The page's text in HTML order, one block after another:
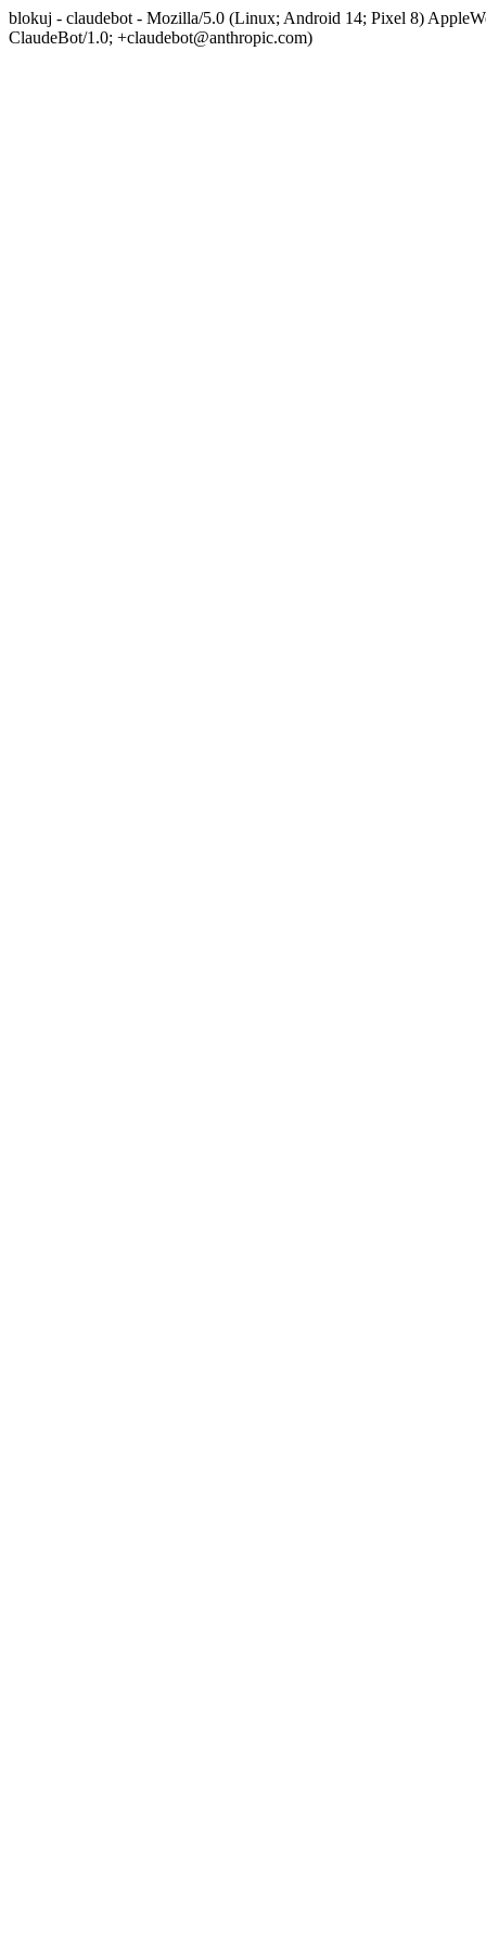
blokuj - claudebot - Mozilla/5.0 (Linux; Android 14; Pixel 8)
ClaudeBot/1.0; +claudebot@anthropic.com)